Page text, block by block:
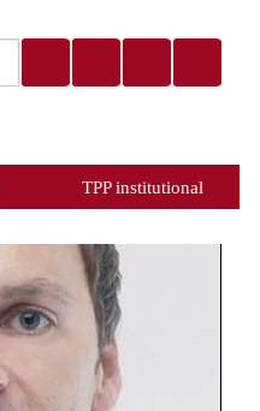
TPP institutional